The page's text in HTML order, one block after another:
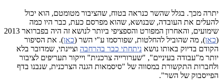
יתרה מכך. בגלל שהשר כנראה בטוח, שהציבור מטומטם, הוא יכול
להעלים את העובדה, שבנושא, שהוא מפרסם כעת, כבר היו כמה
שימועים, והאחרון המפורט והספציפי ביותר לנושא זה היה בפברואר 2013
(כאן), מה שהוביל להחלטות, שפורסמו ע"י השר (כאן). את הסיפור
הקודם בדיוק באותו נושא ניתחתי כבר בהרחבה וציינתי, שמדובר בלא
יותר מ"עבודה בעיניים", "שערורייה צרכנית" וייקור תעריפים לציבור
ולחברות התקשורת במסווה של "סיסמאות הגנה הצרכנית, שנבנו בדף
הפייסבוק של השר".